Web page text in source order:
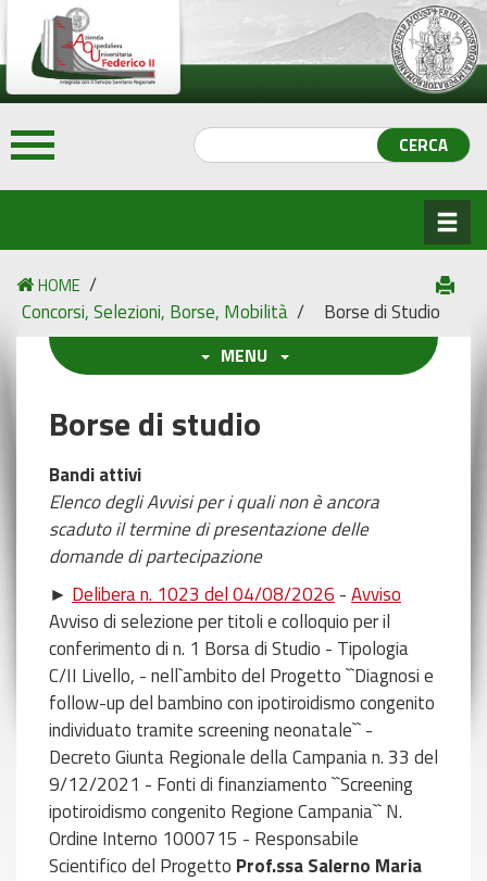
HOME /
Concorsi, Selezioni, Borse, Mobilità / Borse di Studio
MENU
Borse di studio
Bandi attivi
Elenco degli Avvisi per i quali non è ancora
scaduto il termine di presentazione delle
domande di partecipazione
► Delibera n. 1023 del 04/08/2026 -Avviso
Avviso di selezione per titoli e colloquio per il
conferimento di n. 1 Borsa di Studio - Tipologia
C/II Livello, - nell`ambito del Progetto ``Diagnosi e
follow-up del bambino con ipotiroidismo congenito
individuato tramite screening neonatale`` -
Decreto Giunta Regionale della Campania n. 33 del
9/12/2021 - Fonti di finanziamento ``Screening
ipotiroidismo congenito Regione Campania`` N.
Ordine Interno 1000715 - Responsabile
Scientifico del Progetto Prof.ssa Salerno Maria